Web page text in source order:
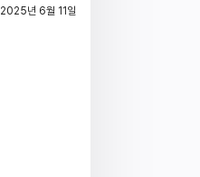
2025년 6월 11일